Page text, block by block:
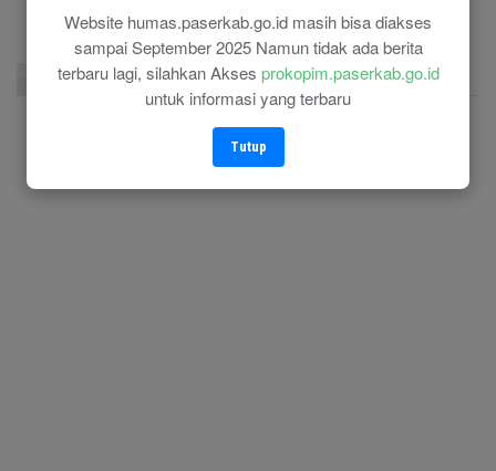
Website humas.paserkab.go.id masih bisa diakses
sampai September 2025 Namun tidak ada berita
terbaru lagi, silahkan Akses prokopim.paserkab.go.id
untuk informasi yang terbaru
Tutup
Facebook Page Twitter Instagram